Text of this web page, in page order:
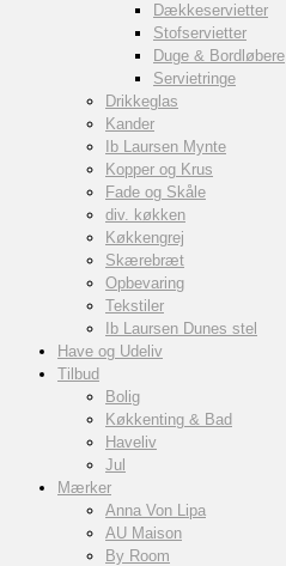
Dækkeservietter
Stofservietter
Duge & Bordløbere
Servietringe
Drikkeglas
Kander
Ib Laursen Mynte
Kopper og Krus
Fade og Skåle
div. køkken
Køkkengrej
Skærebræt
Opbevaring
Tekstiler
Ib Laursen Dunes stel
Have og Udeliv
Tilbud
Bolig
Køkkenting & Bad
Haveliv
Jul
Mærker
Anna Von Lipa
AU Maison
By Room